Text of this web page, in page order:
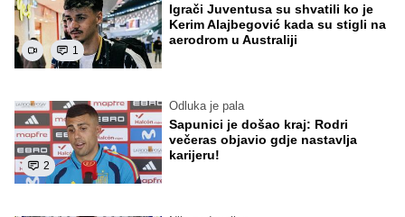
1
Igrači Juventusa su shvatili ko je
Kerim Alajbegović kada su stigli na
aerodrom u Australiji
2
Odluka je pala
Sapunici je došao kraj: Rodri
večeras objavio gdje nastavlja
karijeru!